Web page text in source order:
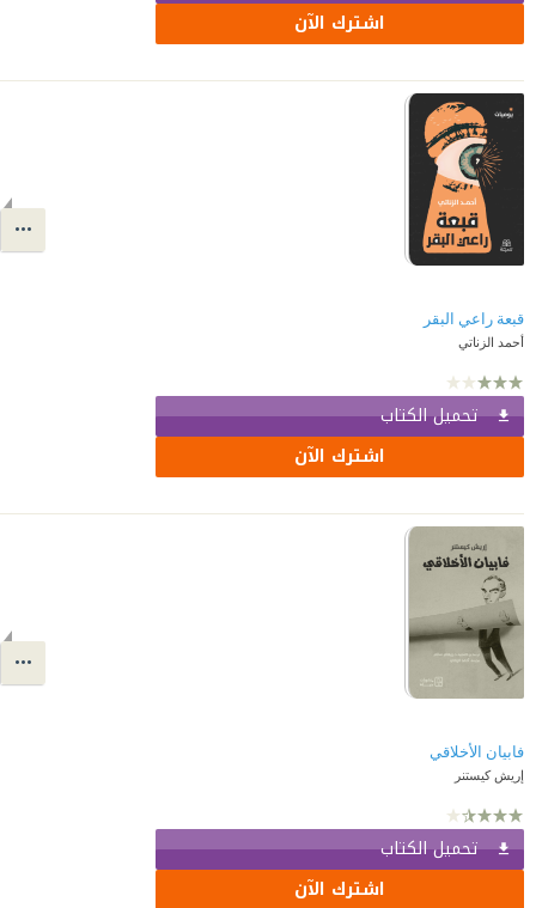
اشترك الآن
قبعة راعي البقر
أحمد الزناتي
تحميل الكتاب
اشترك الآن
فابيان الأخلاقي
إريش كيستنر
تحميل الكتاب
اشترك الآن